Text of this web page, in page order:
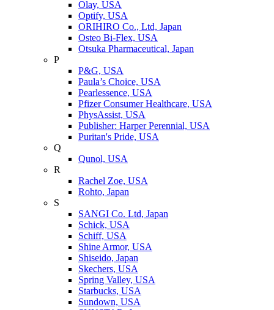
Olay, USA
Optify, USA
ORIHIRO Co., Ltd, Japan
Osteo Bi-Flex, USA
Otsuka Pharmaceutical, Japan
P
P&G, USA
Paula’s Choice, USA
Pearlessence, USA
Pfizer Consumer Healthcare, USA
PhysAssist, USA
Publisher: Harper Perennial, USA
Puritan's Pride, USA
Q
Qunol, USA
R
Rachel Zoe, USA
Rohto, Japan
S
SANGI Co. Ltd, Japan
Schick, USA
Schiff, USA
Shine Armor, USA
Shiseido, Japan
Skechers, USA
Spring Valley, USA
Starbucks, USA
Sundown, USA